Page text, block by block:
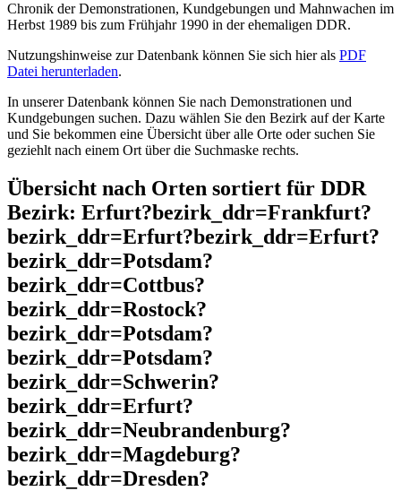
Chronik der Demonstrationen, Kundgebungen und Mahnwachen im
Herbst 1989 bis zum Frühjahr 1990 in der ehemaligen DDR.
Nutzungshinweise zur Datenbank können Sie sich hier als PDF
Datei herunterladen.
In unserer Datenbank können Sie nach Demonstrationen und
Kundgebungen suchen. Dazu wählen Sie den Bezirk auf der Karte
und Sie bekommen eine Übersicht über alle Orte oder suchen Sie
geziehlt nach einem Ort über die Suchmaske rechts.
Übersicht nach Orten sortiert für DDR
Bezirk: Erfurt?bezirk_ddr=Frankfurt?
bezirk_ddr=Erfurt?bezirk_ddr=Erfurt?
bezirk_ddr=Potsdam?
bezirk_ddr=Cottbus?
bezirk_ddr=Rostock?
bezirk_ddr=Potsdam?
bezirk_ddr=Potsdam?
bezirk_ddr=Schwerin?
bezirk_ddr=Erfurt?
bezirk_ddr=Neubrandenburg?
bezirk_ddr=Magdeburg?
bezirk_ddr=Dresden?